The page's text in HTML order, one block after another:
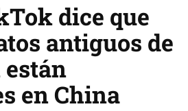
dice que
antiguos de
están
en China